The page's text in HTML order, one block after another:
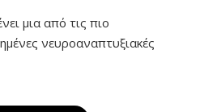
μια από τις πιο
νευροαναπτυξιακές